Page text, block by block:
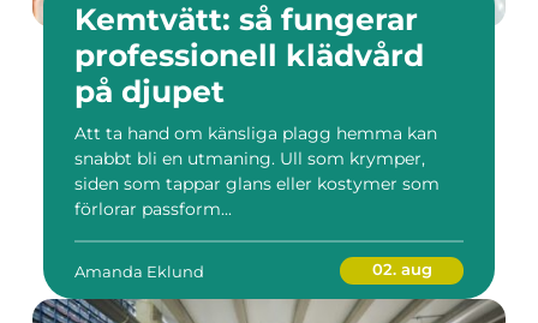
Kemtvätt: så fungerar
professionell klädvård
på djupet
Att ta hand om känsliga plagg hemma kan
snabbt bli en utmaning. Ull som krymper,
siden som tappar glans eller kostymer som
förlorar passform...
Amanda Eklund 02. aug